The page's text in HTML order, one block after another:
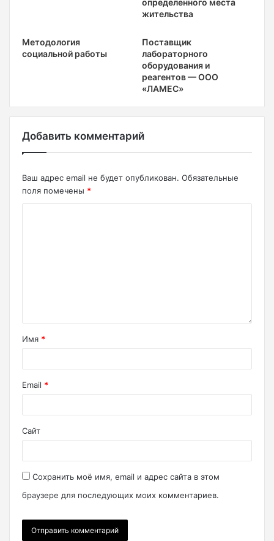
определенного места
жительства
Методология
социальной работы
Поставщик
лабораторного
оборудования и
реагентов — ООО
«ЛАМЕС»
Добавить комментарий
Ваш адрес email не будет опубликован. Обязательные
поля помечены *
Имя *
Email *
Сайт
Сохранить моё имя, email и адрес сайта в этом
браузере для последующих моих комментариев.